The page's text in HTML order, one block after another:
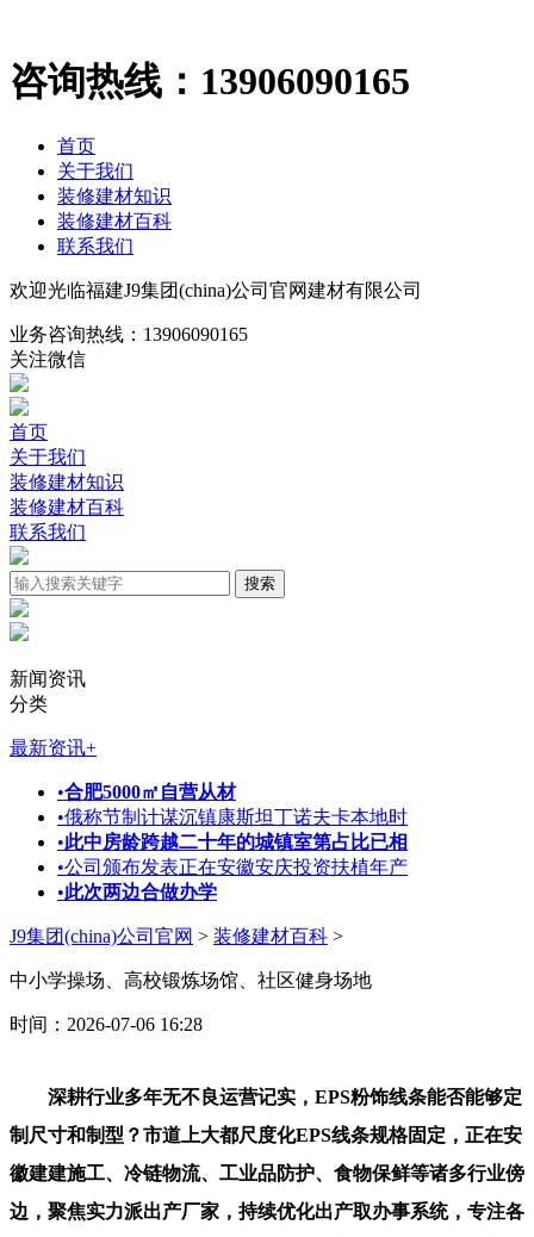
咨询热线： 13906090165
首页
关于我们
装修建材知识
装修建材百科
联系我们
欢迎光临福建J9集团(china)公司官网建材有限公司
业务咨询热线： 13906090165
关注微信
首页
关于我们
装修建材知识
装修建材百科
联系我们
新闻资讯
分类
最新资讯+
•合肥5000㎡自营从材
•俄称节制计谋沉镇康斯坦丁诺夫卡本地时
•此中房龄跨越二十年的城镇室第占比已相
•公司颁布发表正在安徽安庆投资扶植年产
•此次两边合做办学
J9集团(china)公司官网 > 装修建材百科 >
中小学操场、高校锻炼场馆、社区健身场地
时间：2026-07-06 16:28
深耕行业多年无不良运营记实，EPS粉饰线条能否能够定
制尺寸和制型？市道上大都尺度化EPS线条规格固定，正在安
徽建建施工、冷链物流、工业品防护、食物保鲜等诸多行业傍
边，聚焦实力派出产厂家，持续优化出产取办事系统，专注各